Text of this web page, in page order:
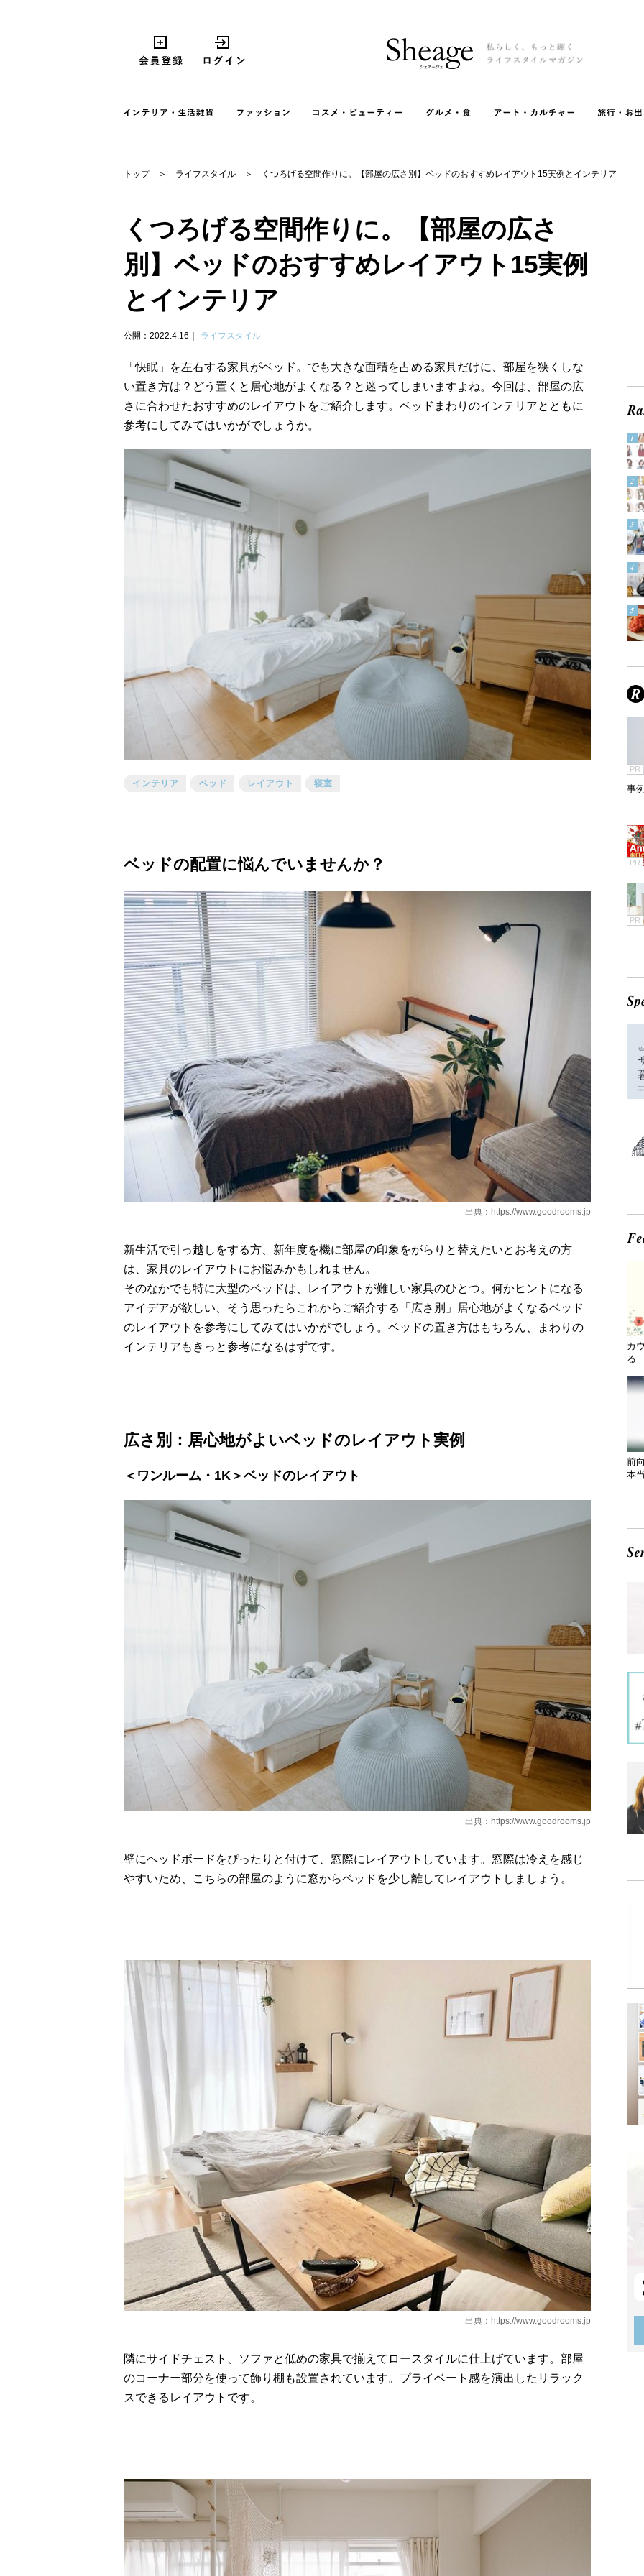
トップ ライフスタイル くつろげる空間作りに。【部屋の広さ別】ベッドのおすすめレイアウト15実例とインテリア
くつろげる空間作りに。【部屋の広さ
別】ベッドのおすすめレイアウト15実例
とインテリア
公開：2022.4.16 ライフスタイル
「快眠」を左右する家具がベッド。でも大きな面積を占める家具だけに、部屋を狭くしな
い置き方は？どう置くと居心地がよくなる？と迷ってしまいますよね。今回は、部屋の広
さに合わせたおすすめのレイアウトをご紹介します。ベッドまわりのインテリアとともに
参考にしてみてはいかがでしょうか。
インテリア ベッド レイアウト 寝室
ベッドの配置に悩んでいませんか？
出典： https://www.goodrooms.jp
新生活で引っ越しをする方、新年度を機に部屋の印象をがらりと替えたいとお考えの方
は、家具のレイアウトにお悩みかもしれません。
そのなかでも特に大型のベッドは、レイアウトが難しい家具のひとつ。何かヒントになる
アイデアが欲しい、そう思ったらこれからご紹介する「広さ別」居心地がよくなるベッド
のレイアウトを参考にしてみてはいかがでしょう。ベッドの置き方はもちろん、まわりの
インテリアもきっと参考になるはずです。
広さ別：居心地がよいベッドのレイアウト実例
＜ワンルーム・1K＞ベッドのレイアウト
出典： https://www.goodrooms.jp
壁にヘッドボードをぴったりと付けて、窓際にレイアウトしています。窓際は冷えを感じ
やすいため、こちらの部屋のように窓からベッドを少し離してレイアウトしましょう。
出典： https://www.goodrooms.jp
隣にサイドチェスト、ソファと低めの家具で揃えてロースタイルに仕上げています。部屋
のコーナー部分を使って飾り棚も設置されています。プライベート感を演出したリラック
スできるレイアウトです。
PR
事
PR
PR
カ
る
前
本